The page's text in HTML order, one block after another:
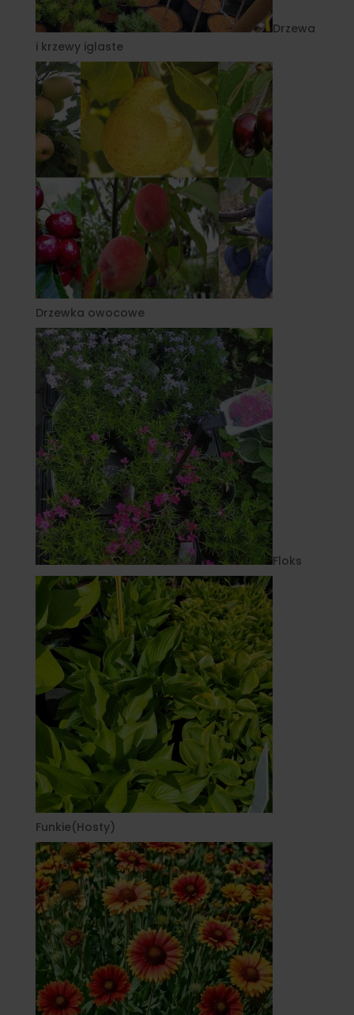
Drzewa
i krzewy iglaste
Drzewka owocowe
Floks
Funkie(Hosty)